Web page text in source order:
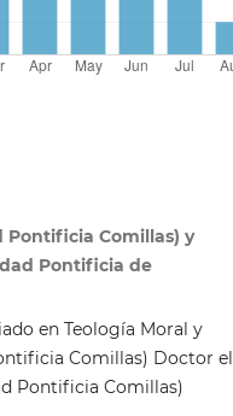
Pontificia Comillas) y
Pontificia de
en Teología Moral y
Comillas) Doctor el
Pontificia Comillas)